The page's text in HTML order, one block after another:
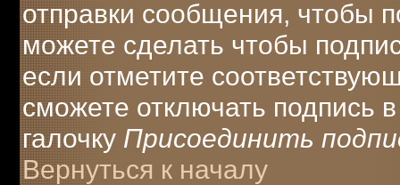
отправки сообщения, чтобы
можете сделать чтобы
если отметите
сможете отключать подпись
галочку Присоединить
Вернуться к началу